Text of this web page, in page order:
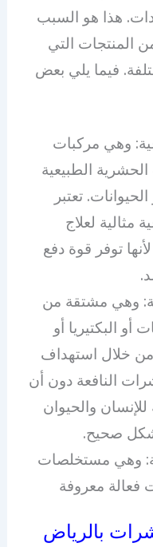
هذا هو السبب
المنتجات التي
فيما يلي بعض
وهي مركبات
الحشرية الطبيعية
تعتبر
مثالية لعلاج
توفر قوة دفع
وهي مشتقة من
أو البكتيريا أو
من خلال استهداف
النافعة دون أن
والحيوان
صحيح.
وهي مستخلصات
فعالة معروفة
بالرياض